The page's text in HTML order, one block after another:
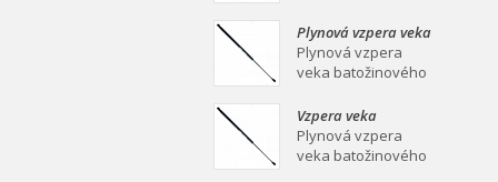
mm Plynová vzpera
veka batožinového
priestoru Ei
Plynová vzpera veka
batožinového
priestoru 467/160
Plynová vzpera
veka batožinového
mm Plynová vzpera
veka batožinového
priestoru Ei
Vzpera veka
batožinového
priestoru 475/180
Plynová vzpera
veka batožinového